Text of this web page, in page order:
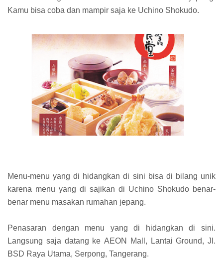
Kamu bisa coba dan mampir saja ke Uchino Shokudo.
Menu-menu yang di hidangkan di sini bisa di bilang unik
karena menu yang di sajikan di Uchino Shokudo benar-
benar menu masakan rumahan jepang.
Penasaran dengan menu yang di hidangkan di sini.
Langsung saja datang ke AEON Mall, Lantai Ground, Jl.
BSD Raya Utama, Serpong, Tangerang.